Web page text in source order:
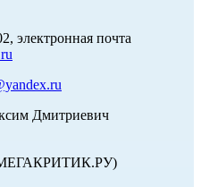
электронная почта
Дмитриевич